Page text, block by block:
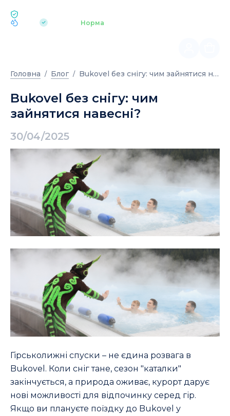
| Норма
Головна Блог Bukovel без снігу: чим зайнятися навесні?
Bukovel без снігу: чим
зайнятися навесні?
30/04/2025
Гірськолижні спуски – не єдина розвага в
Bukovel. Коли сніг тане, сезон "каталки"
закінчується, а природа оживає, курорт дарує
нові можливості для відпочинку серед гір.
Якщо ви плануєте поїздку до Bukovel у